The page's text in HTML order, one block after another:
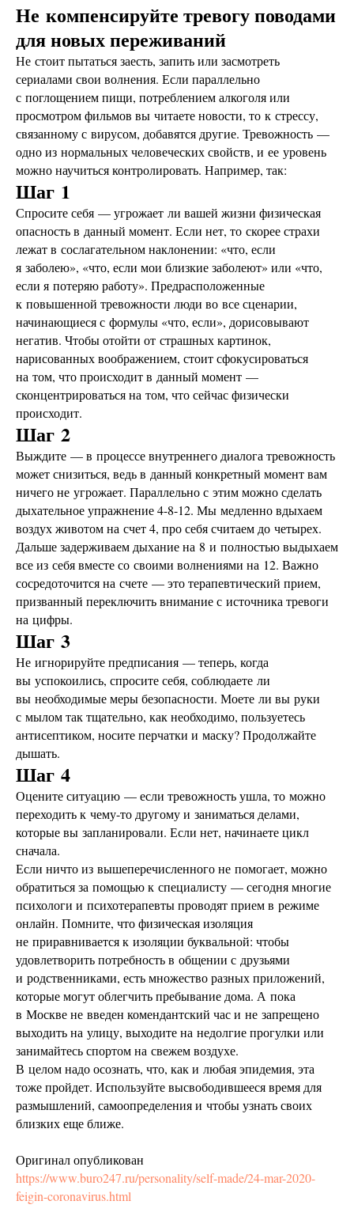
Не компенсируйте тревогу поводами
для новых переживаний
Не стоит пытаться заесть, запить или засмотреть
сериалами свои волнения. Если параллельно
с поглощением пищи, потреблением алкоголя или
просмотром фильмов вы читаете новости, то к стрессу,
связанному с вирусом, добавятся другие. Тревожность —
одно из нормальных человеческих свойств, и ее уровень
можно научиться контролировать. Например, так:
Шаг 1
Спросите себя — угрожает ли вашей жизни физическая
опасность в данный момент. Если нет, то скорее страхи
лежат в сослагательном наклонении: «что, если
я заболею», «что, если мои близкие заболеют» или «что,
если я потеряю работу». Предрасположенные
к повышенной тревожности люди во все сценарии,
начинающиеся с формулы «что, если», дорисовывают
негатив. Чтобы отойти от страшных картинок,
нарисованных воображением, стоит сфокусироваться
на том, что происходит в данный момент —
сконцентрироваться на том, что сейчас физически
происходит.
Шаг 2
Выждите — в процессе внутреннего диалога тревожность
может снизиться, ведь в данный конкретный момент вам
ничего не угрожает. Параллельно с этим можно сделать
дыхательное упражнение 4-8-12. Мы медленно вдыхаем
воздух животом на счет 4, про себя считаем до четырех.
Дальше задерживаем дыхание на 8 и полностью выдыхаем
все из себя вместе со своими волнениями на 12. Важно
сосредоточится на счете — это терапевтический прием,
призванный переключить внимание с источника тревоги
на цифры.
Шаг 3
Не игнорируйте предписания — теперь, когда
вы успокоились, спросите себя, соблюдаете ли
вы необходимые меры безопасности. Моете ли вы руки
с мылом так тщательно, как необходимо, пользуетесь
антисептиком, носите перчатки и маску? Продолжайте
дышать.
Шаг 4
Оцените ситуацию — если тревожность ушла, то можно
переходить к чему-то другому и заниматься делами,
которые вы запланировали. Если нет, начинаете цикл
сначала.
Если ничто из вышеперечисленного не помогает, можно
обратиться за помощью к специалисту — сегодня многие
психологи и психотерапевты проводят прием в режиме
онлайн. Помните, что физическая изоляция
не приравнивается к изоляции буквальной: чтобы
удовлетворить потребность в общении с друзьями
и родственниками, есть множество разных приложений,
которые могут облегчить пребывание дома. А пока
в Москве не введен комендантский час и не запрещено
выходить на улицу, выходите на недолгие прогулки или
занимайтесь спортом на свежем воздухе.
В целом надо осознать, что, как и любая эпидемия, эта
тоже пройдет. Используйте высвободившееся время для
размышлений, самоопределения и чтобы узнать своих
близких еще ближе.
Оригинал опубликован
https://www.buro247.ru/personality/self-made/24-mar-2020-
feigin-coronavirus.html